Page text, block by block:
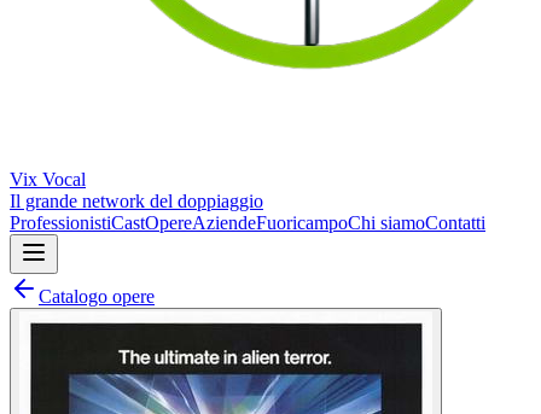
Vix Vocal
Il grande network del doppiaggio
ProfessionistiCastOpereAziendeFuoricampoChi siamoContatti
Catalogo opere